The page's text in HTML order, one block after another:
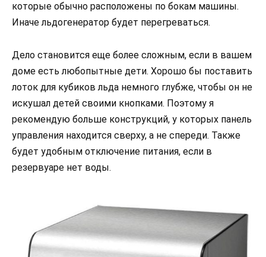
которые обычно расположены по бокам машины.
Иначе льдогенератор будет перегреваться.
Дело становится еще более сложным, если в вашем
доме есть любопытные дети. Хорошо бы поставить
лоток для кубиков льда немного глубже, чтобы он не
искушал детей своими кнопками. Поэтому я
рекомендую больше конструкций, у которых панель
управления находится сверху, а не спереди. Также
будет удобным отключение питания, если в
резервуаре нет воды.